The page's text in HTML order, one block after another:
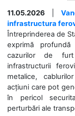
11.05.2026
infrastructura
Întreprinderea de
exprimă
cazurilor de
infrastructurii
metalice,
acțiuni care pot
în pericol
perturbări ale